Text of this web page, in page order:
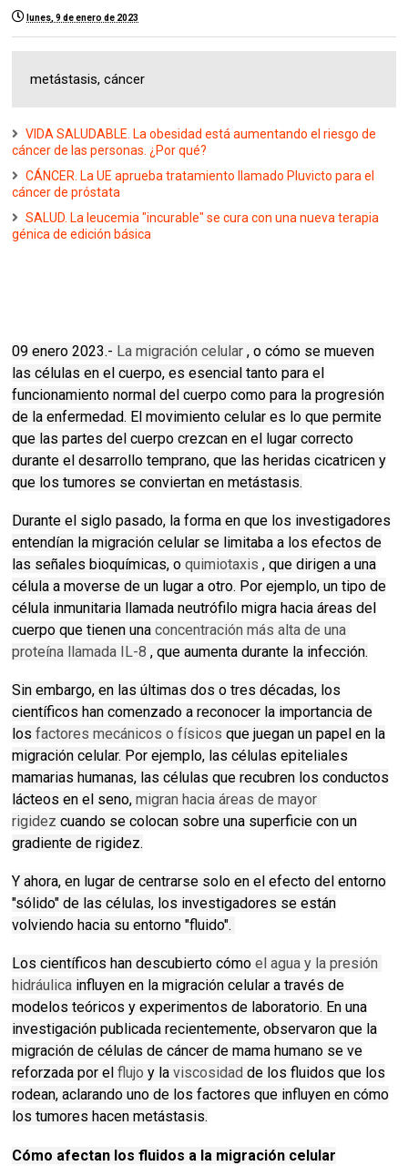
lunes, 9 de enero de 2023
metástasis, cáncer
VIDA SALUDABLE. La obesidad está aumentando el riesgo de
cáncer de las personas. ¿Por qué?
CÁNCER. La UE aprueba tratamiento llamado Pluvicto para el
cáncer de próstata
SALUD. La leucemia "incurable" se cura con una nueva terapia
génica de edición básica
09 enero 2023.- La migración celular , o cómo se mueven
las células en el cuerpo, es esencial tanto para el
funcionamiento normal del cuerpo como para la progresión
de la enfermedad. El movimiento celular es lo que permite
que las partes del cuerpo crezcan en el lugar correcto
durante el desarrollo temprano, que las heridas cicatricen y
que los tumores se conviertan en metástasis.
Durante el siglo pasado, la forma en que los investigadores
entendían la migración celular se limitaba a los efectos de
las señales bioquímicas, oquimiotaxis , que dirigen a una
célula a moverse de un lugar a otro. Por ejemplo, un tipo de
célula inmunitaria llamada neutrófilo migra hacia áreas del
cuerpo que tienen unaconcentración más alta de una
proteína llamada IL-8 , que aumenta durante la infección.
Sin embargo, en las últimas dos o tres décadas, los
científicos han comenzado a reconocer la importancia de
losfactores mecánicos o físicos que juegan un papel en la
migración celular. Por ejemplo, las células epiteliales
mamarias humanas, las células que recubren los conductos
lácteos en el seno,migran hacia áreas de mayor
rigidez cuando se colocan sobre una superficie con un
gradiente de rigidez.
Y ahora, en lugar de centrarse solo en el efecto del entorno
"sólido" de las células, los investigadores se están
volviendo hacia su entorno "fluido".
Los científicos han descubierto cómoel agua y la presión
hidráulica influyen en la migración celular a través de
modelos teóricos y experimentos de laboratorio. En una
investigación publicada recientemente, observaron que la
migración de células de cáncer de mama humano se ve
reforzada por elflujo y laviscosidad de los fluidos que los
rodean, aclarando uno de los factores que influyen en cómo
los tumores hacen metástasis.
Cómo afectan los fluidos a la migración celular